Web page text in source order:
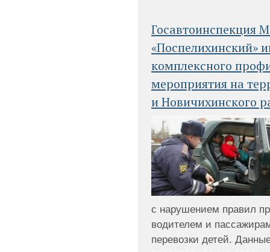
Госавтоинспекция
«Поспелихинский»
комплексного
мероприятия на
и Новичихинского
с нарушением правил
водителем и
перевозки детей.